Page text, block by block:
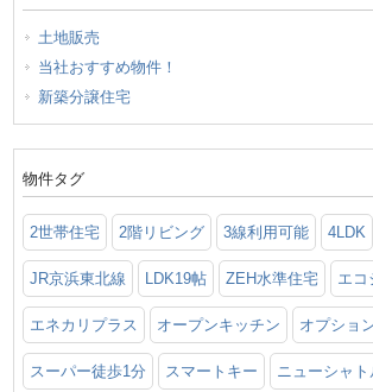
土地販売
当社おすすめ物件！
新築分譲住宅
物件タグ
2世帯住宅 2階リビング 3線利用可能 4LDK
JR京浜東北線 LDK19帖 ZEH水準住宅 エコ
エネカリプラス オープンキッチン オプショ
スーパー徒歩1分 スマートキー ニューシャ